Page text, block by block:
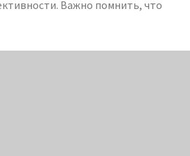
Важно помнить, что